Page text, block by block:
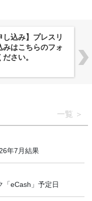
ジア最大級のグロ
ァレンス
コラボレーショ
一覧
年7月結果
「eCash」予定日